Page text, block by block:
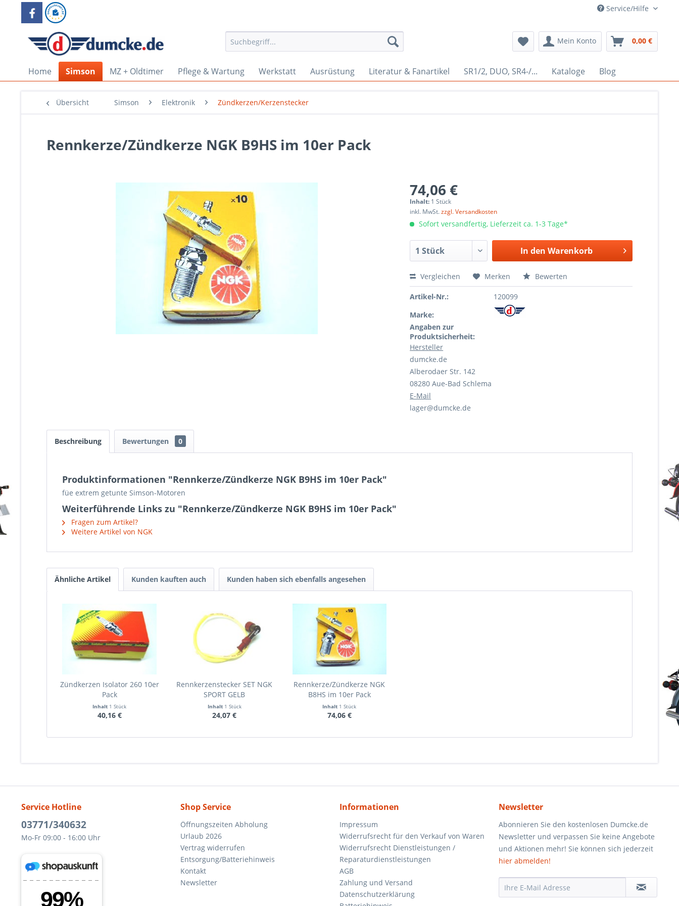
Service/Hilfe
Mein Konto 0,00 €
Home Simson MZ + Oldtimer Pflege & Wartung Werkstatt Ausrüstung Literatur & Fanartikel SR1/2, DUO, SR4-/... Kataloge Blog
Übersicht Simson Elektronik Zündkerzen/Kerzenstecker
Rennkerze/Zündkerze NGK B9HS im 10er Pack
74,06 €
Inhalt: 1 Stück
inkl. MwSt.zzgl. Versandkosten
Sofort versandfertig, Lieferzeit ca. 1-3 Tage*
In den Warenkorb
Vergleichen Merken Bewerten
Artikel-Nr.:
120099
Marke:
Angaben zur
Produktsicherheit:
Hersteller
dumcke.de
Alberodaer Str. 142
08280 Aue-Bad Schlema
E-Mail
lager@dumcke.de
Beschreibung Bewertungen 0
Produktinformationen "Rennkerze/Zündkerze NGK B9HS im 10er Pack"
füe extrem getunte Simson-Motoren
Weiterführende Links zu "Rennkerze/Zündkerze NGK B9HS im 10er Pack"
Fragen zum Artikel?
Weitere Artikel von NGK
Ähnliche Artikel Kunden kauften auch Kunden haben sich ebenfalls angesehen
Zündkerzen Isolator 260 10er
Pack
Inhalt 1 Stück
40,16 €
Rennkerzenstecker SET NGK
SPORT GELB
Inhalt 1 Stück
24,07 €
Rennkerze/Zündkerze NGK
B8HS im 10er Pack
Inhalt 1 Stück
74,06 €
Service Hotline
03771/340632
Mo-Fr 09:00 - 16:00 Uhr
Shop Service
Öffnungszeiten Abholung
Urlaub 2026
Vertrag widerrufen
Entsorgung/Batteriehinweis
Kontakt
Newsletter
Informationen
Impressum
Widerrufsrecht für den Verkauf von Waren
Widerrufsrecht Dienstleistungen /
Reparaturdienstleistungen
AGB
Zahlung und Versand
Datenschutzerklärung
Newsletter
Abonnieren Sie den kostenlosen Dumcke.de
Newsletter und verpassen Sie keine Angebote
und Aktionen mehr! Sie können sich jederzeit
hier abmelden!